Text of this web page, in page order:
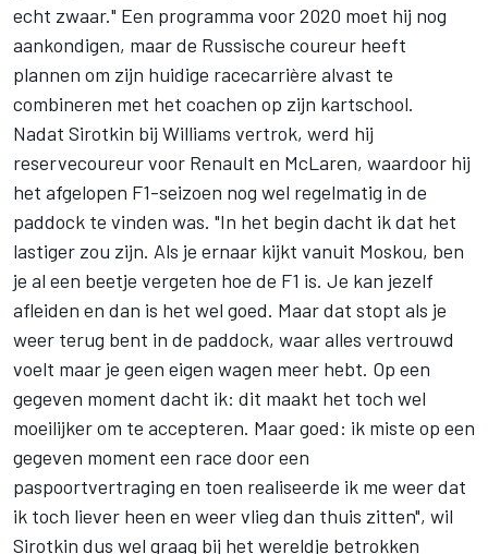
echt zwaar." Een programma voor 2020 moet hij nog
aankondigen, maar de Russische coureur heeft
plannen om zijn huidige racecarrière alvast te
combineren met het coachen op zijn kartschool.
Nadat Sirotkin bij Williams vertrok, werd hij
reservecoureur voor Renault en McLaren, waardoor hij
het afgelopen F1-seizoen nog wel regelmatig in de
paddock te vinden was. "In het begin dacht ik dat het
lastiger zou zijn. Als je ernaar kijkt vanuit Moskou, ben
je al een beetje vergeten hoe de F1 is. Je kan jezelf
afleiden en dan is het wel goed. Maar dat stopt als je
weer terug bent in de paddock, waar alles vertrouwd
voelt maar je geen eigen wagen meer hebt. Op een
gegeven moment dacht ik: dit maakt het toch wel
moeilijker om te accepteren. Maar goed: ik miste op een
gegeven moment een race door een
paspoortvertraging en toen realiseerde ik me weer dat
ik toch liever heen en weer vlieg dan thuis zitten", wil
Sirotkin dus wel graag bij het wereldje betrokken